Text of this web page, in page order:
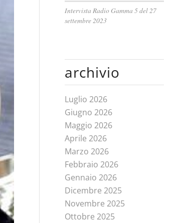
Intervista Radio Gamma 5 del 27
settembre 2023
archivio
Luglio 2026
Giugno 2026
Maggio 2026
Aprile 2026
Marzo 2026
Febbraio 2026
Gennaio 2026
Dicembre 2025
Novembre 2025
Ottobre 2025